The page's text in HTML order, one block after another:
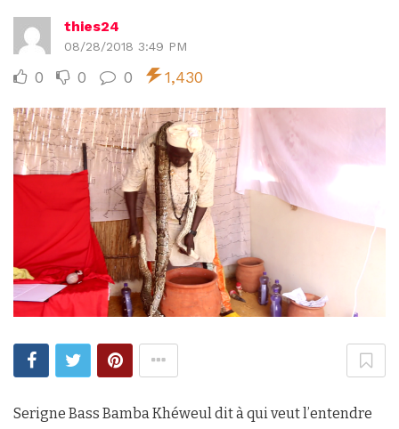
thies24
08/28/2018 3:49 PM
0 0 0 1,430
Serigne Bass Bamba Khéweul dit à qui veut l’entendre